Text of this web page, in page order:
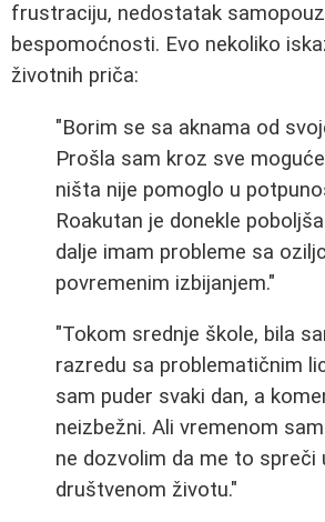
frustraciju, nedostatak
bespomoćnosti. Evo nekoliko
životnih priča:
"Borim se sa aknama od
Prošla sam kroz sve
ništa nije pomoglo u
Roakutan je donekle
dalje imam probleme sa
povremenim izbijanjem."
"Tokom srednje škole, bila
razredu sa problematičnim
sam puder svaki dan, a
neizbežni. Ali vremenom
ne dozvolim da me to spreči
društvenom životu."